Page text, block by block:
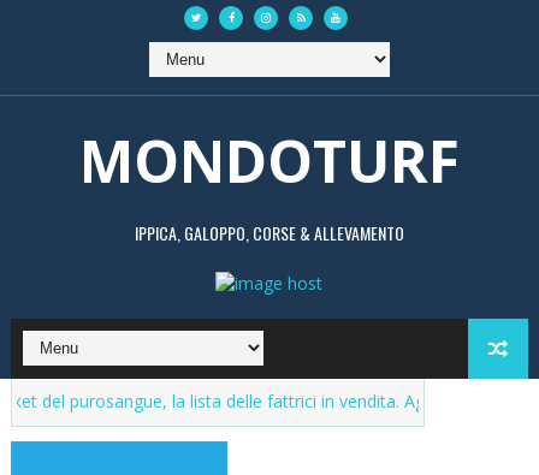
MONDOTURF
IPPICA, GALOPPO, CORSE & ALLEVAMENTO
la lista delle fattrici in vendita. Aggiornamenti continui